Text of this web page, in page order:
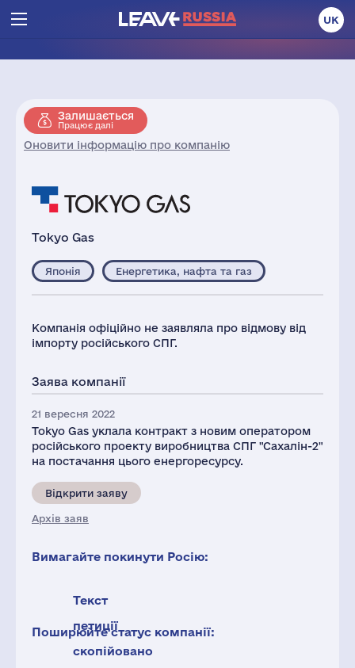
UK
Залишається
Працює далі
Оновити інформацію про компанію
Tokyo Gas
Японія Енергетика, нафта та газ
Компанія офіційно не заявляла про відмову від
імпорту російського СПГ.
Заява компанії
21 вересня 2022
Tokyo Gas уклала контракт з новим оператором
російського проекту виробництва СПГ "Сахалін-2"
на постачання цього енергоресурсу.
Відкрити заяву
Архів заяв
Вимагайте покинути Росію:
Текст
петиції
скопійовано
Поширюйте статус компанії: